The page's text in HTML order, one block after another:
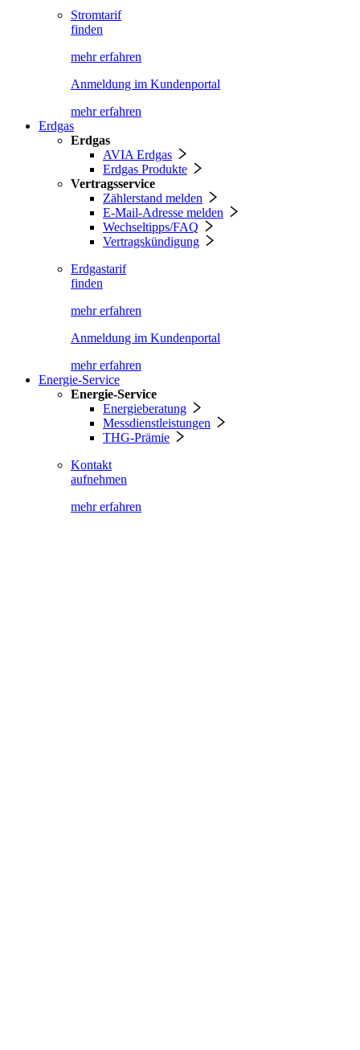
Stromtarif
finden
mehr erfahren
Anmeldung im Kundenportal
mehr erfahren
Erdgas
Erdgas
AVIA Erdgas
Erdgas Produkte
Vertragsservice
Zählerstand melden
E-Mail-Adresse melden
Wechseltipps/FAQ
Vertragskündigung
Erdgastarif
finden
mehr erfahren
Anmeldung im Kundenportal
mehr erfahren
Energie-Service
Energie-Service
Energieberatung
Messdienstleistungen
THG-Prämie
Kontakt
aufnehmen
mehr erfahren